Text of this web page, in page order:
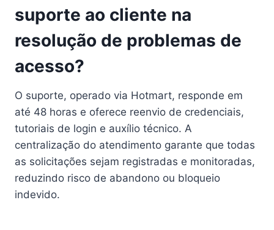
suporte ao cliente na
resolução de problemas de
acesso?
O suporte, operado via Hotmart, responde em
até 48 horas e oferece reenvio de credenciais,
tutoriais de login e auxílio técnico. A
centralização do atendimento garante que todas
as solicitações sejam registradas e monitoradas,
reduzindo risco de abandono ou bloqueio
indevido.